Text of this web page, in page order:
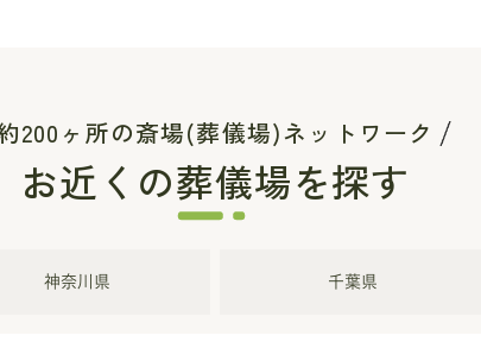
200ヶ所の斎場(葬儀場)ネットワーク
お近くの葬儀場を探す
神奈川県 千葉県